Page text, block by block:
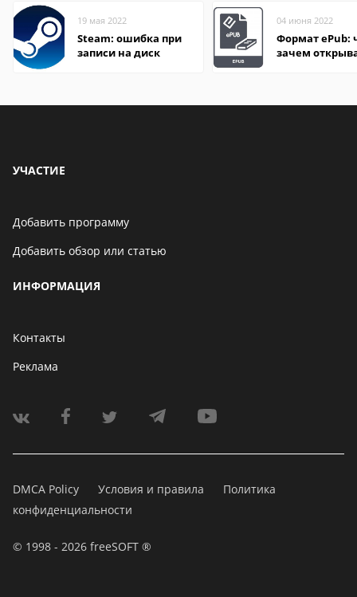
19 мая 2022
Steam: ошибка при
записи на диск
04 июня 2022
Формат ePub:
зачем
УЧАСТИЕ
Добавить программу
Добавить обзор или статью
ИНФОРМАЦИЯ
Контакты
Реклама
DMCA Policy Условия и правила
Политика
конфиденциальности
© 1998 - 2026 freeSOFT ®